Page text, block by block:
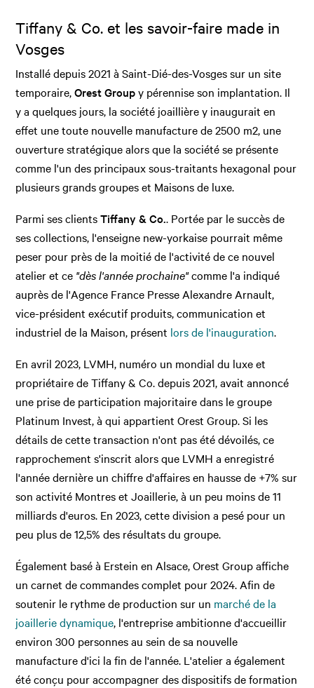
Tiffany & Co. et les savoir-faire made in
Vosges
Installé depuis 2021 à Saint-Dié-des-Vosges sur un site
temporaire,Orest Groupy pérennise son implantation. Il
y a quelques jours, la société joaillière y inaugurait en
effet une toute nouvelle manufacture de 2500 m2, une
ouverture stratégique alors que la société se présente
comme l'un des principaux sous-traitants hexagonal pour
plusieurs grands groupes et Maisons de luxe.
Parmi ses clientsTiffany & Co.. Portée par le succès de
ses collections, l'enseigne new-yorkaise pourrait même
peser pour près de la moitié de l'activité de ce nouvel
atelier et ce "dès l'année prochaine"comme l'a indiqué
auprès de l'Agence France Presse Alexandre Arnault,
vice-président exécutif produits, communication et
industriel de la Maison, présent lors de l'inauguration.
En avril 2023, LVMH, numéro un mondial du luxe et
propriétaire de Tiffany & Co. depuis 2021, avait annoncé
une prise de participation majoritaire dans le groupe
Platinum Invest, à qui appartient Orest Group. Si les
détails de cette transaction n'ont pas été dévoilés, ce
rapprochement s'inscrit alors que LVMH a enregistré
l'année dernière un chiffre d'affaires en hausse de +7% sur
son activité Montres et Joaillerie, à un peu moins de 11
milliards d'euros. En 2023, cette division a pesé pour un
peu plus de 12,5% des résultats du groupe.
Également basé à Erstein en Alsace, Orest Group affiche
un carnet de commandes complet pour 2024. Afin de
soutenir le rythme de production sur un marché de la
joaillerie dynamique, l'entreprise ambitionne d'accueillir
environ 300 personnes au sein de sa nouvelle
manufacture d'ici la fin de l'année. L'atelier a également
été conçu pour accompagner des dispositifs de formation